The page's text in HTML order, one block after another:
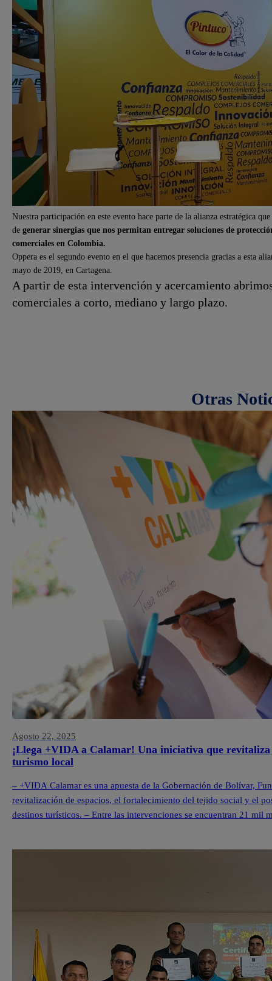
Nuestra participación en este evento hace parte de la alianza estratégica
de generar sinergias que nos permitan entregar soluciones de
comerciales en Colombia.
Oppera es el segundo evento en el que hacemos presencia gracias a esta
mayo de 2019, en Cartagena.
A partir de esta intervención y acercamiento
comerciales a corto, mediano y largo plazo.
Otras
Agosto 22, 2025
¡Llega +VIDA a Calamar! Una iniciativa que
turismo local
– +VIDA Calamar es una apuesta de la Gobernación de Bolívar,
revitalización de espacios, el fortalecimiento del tejido social y el
destinos turísticos. – Entre las intervenciones se encuentran 21 mil